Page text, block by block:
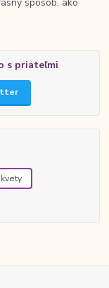
s priateľmi
kvety